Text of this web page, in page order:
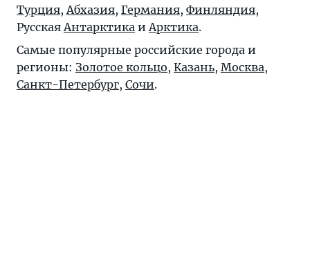
Турция,Абхазия, Германия, Финляндия,
РусскаяАнтарктика иАрктика.
Самые популярные российские города и
регионы: Золотое кольцо, Казань, Москва,
Санкт-Петербург, Сочи.